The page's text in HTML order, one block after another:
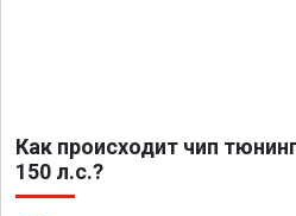
Как происходит чип
150 л.с.?